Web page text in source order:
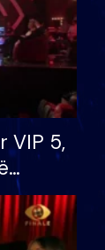
VIP 5,
për